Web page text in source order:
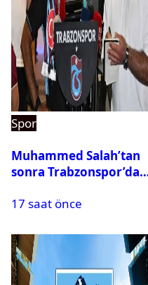
Spor
Muhammed Salah’tan
sonra Trabzonspor’dan
17 saat önce